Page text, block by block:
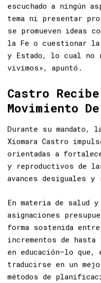
torno a la violencia
escuchado a ningún
tema ni presentar
se promueven ideas
la Fe o cuestionar la
y Estado, lo cual no
Castro
Durante su mandato,
Xiomara Castro
orientadas a
y reproductivos de
En materia de salud
asignaciones
forma sostenida entre
incrementos de hasta
en educación—lo
traducirse en un